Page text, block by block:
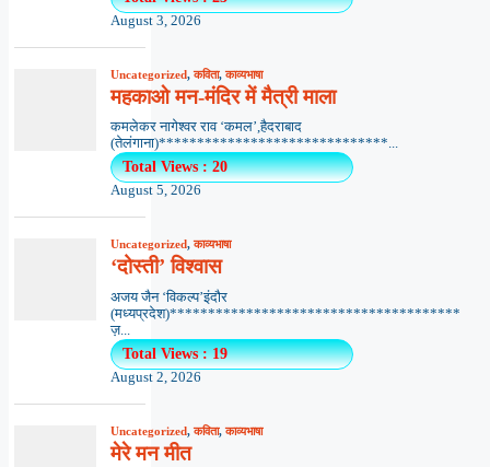
August 3, 2026
Uncategorized,कविता,काव्यभाषा
महकाओ मन-मंदिर में मैत्री माला
कमलेकर नागेश्वर राव ‘कमल’,हैदराबाद
(तेलंगाना)******************************...
Total Views : 20
August 5, 2026
Uncategorized,काव्यभाषा
‘दोस्ती’ विश्वास
अजय जैन ‘विकल्प’इंदौर
(मध्यप्रदेश)**************************************
ज़...
Total Views : 19
August 2, 2026
Uncategorized,कविता,काव्यभाषा
मेरे मन मीत